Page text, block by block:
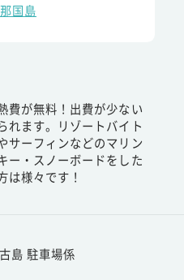
国島
費が無料！出費が少ない
れます。リゾートバイト
サーフィンなどのマリン
ー・スノーボードをした
は様々です！
島 駐車場係